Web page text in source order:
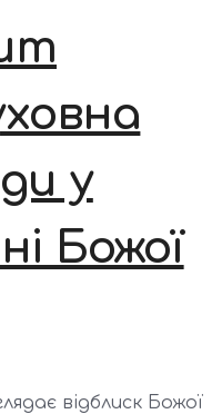
у
Божої
відблиск Божої